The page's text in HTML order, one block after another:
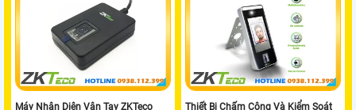
Máy Nhận Diện Vân Tay ZKTeco Thiết Bị Chấm Công Và Kiểm Soát